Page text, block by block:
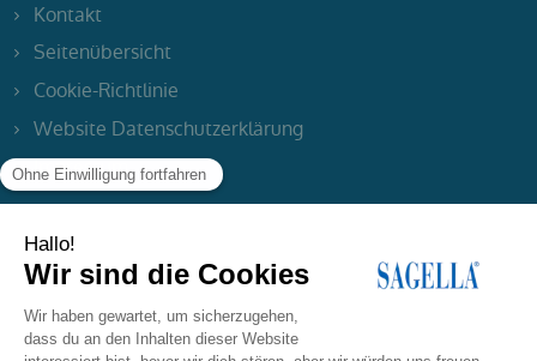
Kontakt
Seitenübersicht
Cookie-Richtlinie
Website Datenschutzerklärung
Impressum